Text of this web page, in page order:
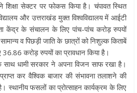
शिक्षा सेक्टर पर फोकस किया है। चंपावत स्थित
और उत्तराखंड मुक्त विश्वविद्यालय में आईटी
केंद्र के संचालन के लिए पांच-पांच करोड़ रुपयों
व पिछड़ी जाति के छात्रों को निशुल्क किताबें
करोड़ रुपयों का प्रावधान किया है।
साथ धामी सरकार ने अपना विजन साफ रखा है।
कर वैश्विक बाजार की संभावना तलाशने की
स्थानीय फसलों का प्रोत्साहन कार्यक्रम के लिए